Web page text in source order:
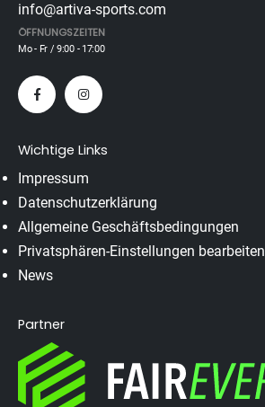
info@artiva-sports.com
ÖFFNUNGSZEITEN
Mo - Fr / 9:00 - 17:00
Wichtige Links
Impressum
Datenschutzerklärung
Allgemeine Geschäftsbedingungen
Privatsphären-Einstellungen bearbeiten
News
Partner